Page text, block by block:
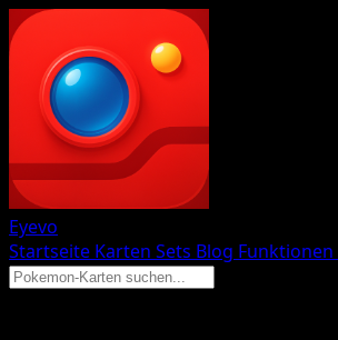
Eyevo
Startseite Karten Sets Blog Funktionen